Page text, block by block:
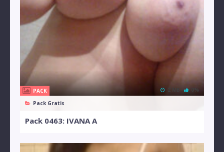
PACK
Pack Gratis
0%
Pack 0463: IVANA A